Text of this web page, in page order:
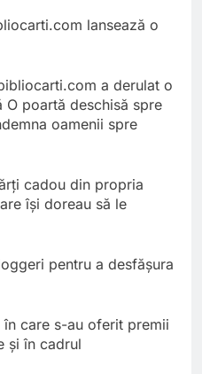
lansează o
a derulat o
O poartă deschisă spre
oamenii spre
cadou din propria
își doreau să le
pentru a desfășura
în care s-au oferit premii
și în cadrul